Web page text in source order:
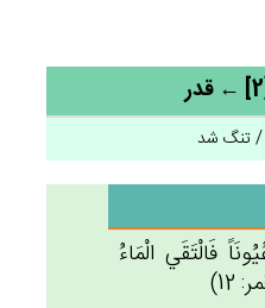
تنگ شد
فَالْتَقَي‌ الْمَاءُ